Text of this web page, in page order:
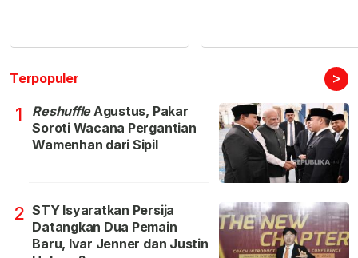
Terpopuler >
1 ReshuffleAgustus, Pakar
Soroti Wacana Pergantian
Wamenhan dari Sipil
2 STY Isyaratkan Persija
Datangkan Dua Pemain
Baru, Ivar Jenner dan Justin